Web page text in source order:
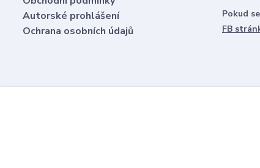
Autorské prohlášení
Ochrana osobních údajů
Pokud
FB